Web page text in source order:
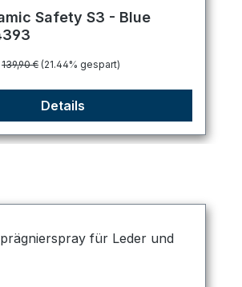
Bewertung von 4.8 von 5
Safety S3 - Blue
Regulärer Preis:
139,90 € (21.44% gespart)
Details